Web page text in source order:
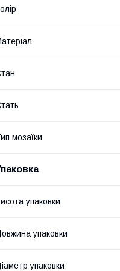
мозаїки
упаковки
упаковки
упаковки